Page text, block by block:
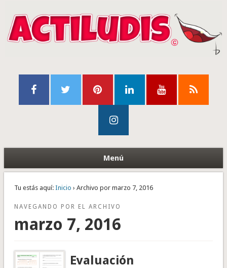
Menú
Tu estás aquí: Inicio › Archivo por marzo 7, 2016
NAVEGANDO POR EL ARCHIVO
marzo 7, 2016
Evaluación